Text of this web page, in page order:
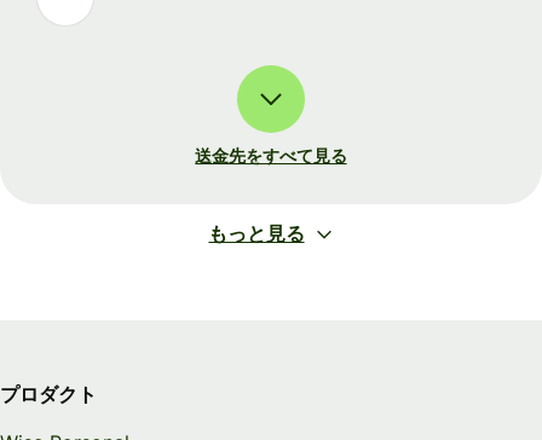
送金先をすべて見る
もっと見る
プロダクト